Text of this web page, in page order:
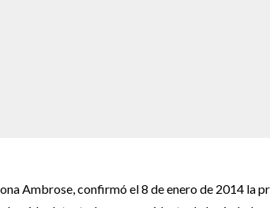
Ambrose, confirmó el 8 de enero de 2014 la